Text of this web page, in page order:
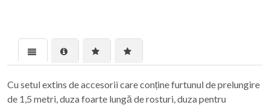
Cu setul extins de accesorii care conține furtunul de prelungire
de 1,5 metri, duza foarte lungă de rosturi, duza pentru